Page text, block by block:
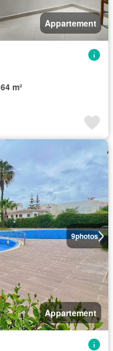
Appartement
64 m²
9photos
Appartement